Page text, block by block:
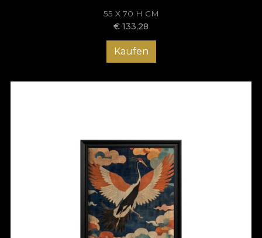
55 X 70 H CM
€ 133,28
Kaufen